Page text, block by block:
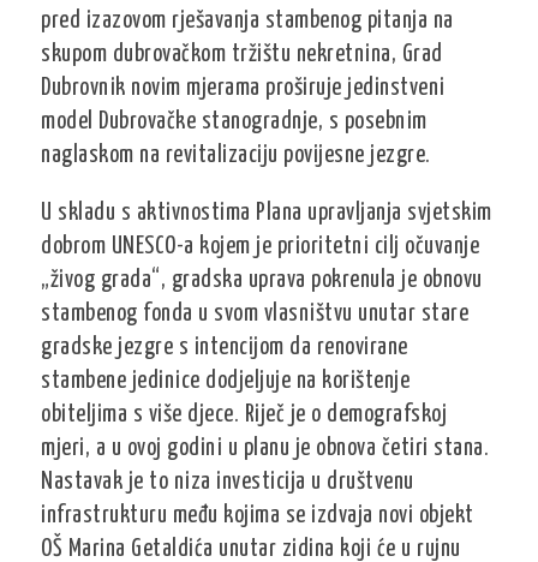
pred izazovom rješavanja stambenog pitanja na
skupom dubrovačkom tržištu nekretnina, Grad
Dubrovnik novim mjerama proširuje jedinstveni
model Dubrovačke stanogradnje, s posebnim
naglaskom na revitalizaciju povijesne jezgre.
U skladu s aktivnostima Plana upravljanja svjetskim
dobrom UNESCO-a kojem je prioritetni cilj očuvanje
„živog grada“, gradska uprava pokrenula je obnovu
stambenog fonda u svom vlasništvu unutar stare
gradske jezgre s intencijom da renovirane
stambene jedinice dodjeljuje na korištenje
obiteljima s više djece. Riječ je o demografskoj
mjeri, a u ovoj godini u planu je obnova četiri stana.
Nastavak je to niza investicija u društvenu
infrastrukturu među kojima se izdvaja novi objekt
OŠ Marina Getaldića unutar zidina koji će u rujnu